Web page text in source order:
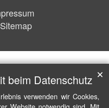
Sitemap
beim Datenschutz
verwenden wir Cookies,
✕